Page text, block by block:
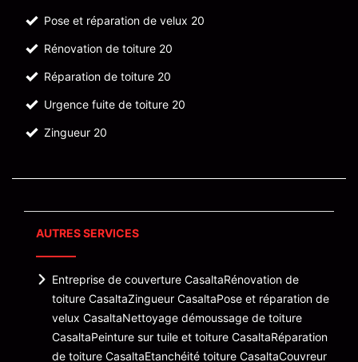
Pose et réparation de velux 20
Rénovation de toiture 20
Réparation de toiture 20
Urgence fuite de toiture 20
Zingueur 20
AUTRES SERVICES
Entreprise de couverture CasaltaRénovation de
toiture CasaltaZingueur CasaltaPose et réparation de
velux CasaltaNettoyage démoussage de toiture
CasaltaPeinture sur tuile et toiture CasaltaRéparation
de toiture CasaltaEtanchéité toiture CasaltaCouvreur